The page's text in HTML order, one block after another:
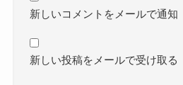
新しいコメントをメールで通知
新しい投稿をメールで受け取る